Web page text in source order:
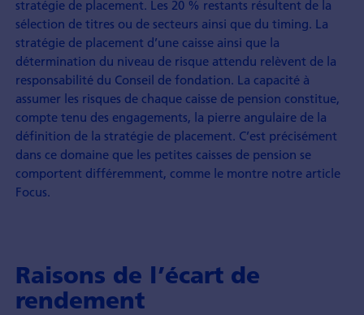
stratégie de placement. Les 20 % restants résultent de la
sélection de titres ou de secteurs ainsi que du timing. La
stratégie de placement d’une caisse ainsi que la
détermination du niveau de risque attendu relèvent de la
responsabilité du Conseil de fondation. La capacité à
assumer les risques de chaque caisse de pension constitue,
compte tenu des engagements, la pierre angulaire de la
définition de la stratégie de placement. C’est précisément
dans ce domaine que les petites caisses de pension se
comportent différemment, comme le montre notre article
Focus.
Raisons de l’écart de
rendement